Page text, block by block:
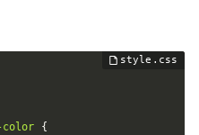
color
{